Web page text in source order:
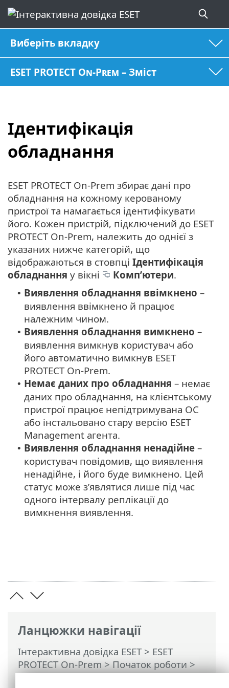
Виберіть вкладку
ESET PROTECT On-Prem – Зміст
Ідентифікація
обладнання
Ланцюжки навігації
Інтерактивна довідка ESET> ESET
PROTECT On-Prem>Початок роботи>
VDI, клонування та виявлення
ESET PROTECT On-Prem збирає дані про
обладнання на кожному керованому
пристрої та намагається ідентифікувати
його. Кожен пристрій, підключений до ESET
PROTECT On-Prem, належить до однієї з
указаних нижче категорій, що
відображаються в стовпці Ідентифікація
обладнання у вікні Комп’ютери.
• Виявлення обладнання ввімкнено –
виявлення ввімкнено й працює
належним чином.
• Виявлення обладнання вимкнено –
виявлення вимкнув користувач або
його автоматично вимкнув ESET
PROTECT On-Prem.
• Немає даних про обладнання – немає
даних про обладнання, на клієнтському
пристрої працює непідтримувана ОС
або інстальовано стару версію ESET
Management агента.
• Виявлення обладнання ненадійне –
користувач повідомив, що виявлення
ненадійне, і його буде вимкнено. Цей
статус може з’являтися лише під час
одного інтервалу реплікації до
вимкнення виявлення.